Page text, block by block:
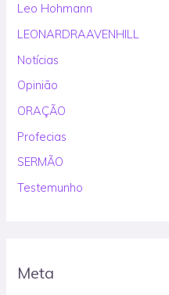
Leo Hohmann
LEONARDRAAVENHILL
Notícias
Opinião
ORAÇÃO
Profecias
SERMÃO
Testemunho
Meta